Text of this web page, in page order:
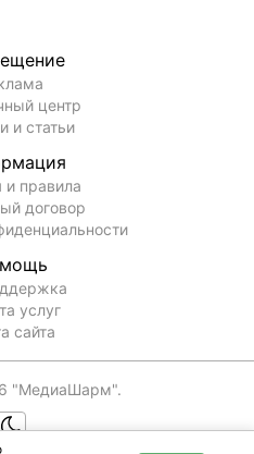
центр
и статьи
и правила
договор
услуг
сайта
"МедиаШарм".